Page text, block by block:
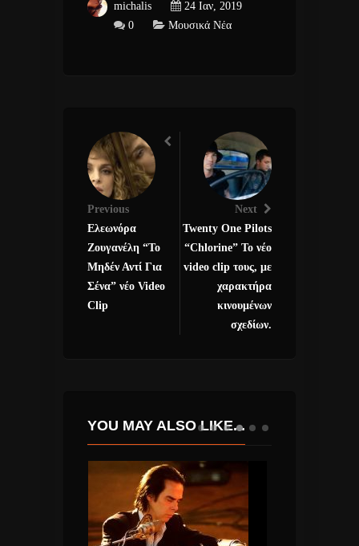
michalis
24 Ιαν, 2019
0
Μουσικά Νέα
Previous
Ελεωνόρα
Ζουγανέλη “Το
Μηδέν Αντί Για
Σένα” νέο Video
Clip
Next
Twenty One Pilots
“Chlorine” Το νέο
video clip τους, με
χαρακτήρα
κινουμένων
σχεδίων.
YOU MAY ALSO LIKE...